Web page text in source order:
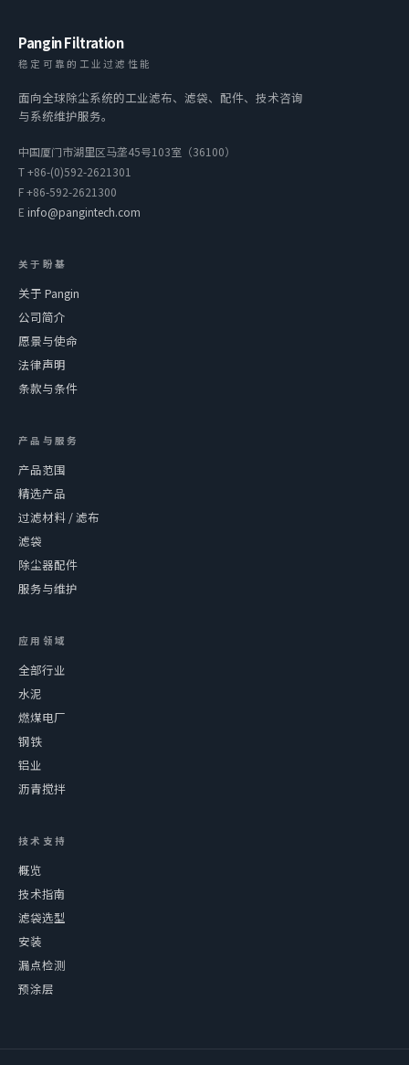
Pangin Filtration
稳定可靠的工业过滤性能
面向全球除尘系统的工业滤布、滤袋、配件、技术咨询
与系统维护服务。
中国厦门市湖里区马垄45号103室（36100）
T+86-(0)592-2621301
F+86-592-2621300
E info@pangintech.com
关于盼基
关于 Pangin
公司简介
愿景与使命
法律声明
条款与条件
产品与服务
产品范围
精选产品
过滤材料 / 滤布
滤袋
除尘器配件
服务与维护
应用领域
全部行业
水泥
燃煤电厂
钢铁
铝业
沥青搅拌
技术支持
概览
技术指南
滤袋选型
安装
漏点检测
预涂层